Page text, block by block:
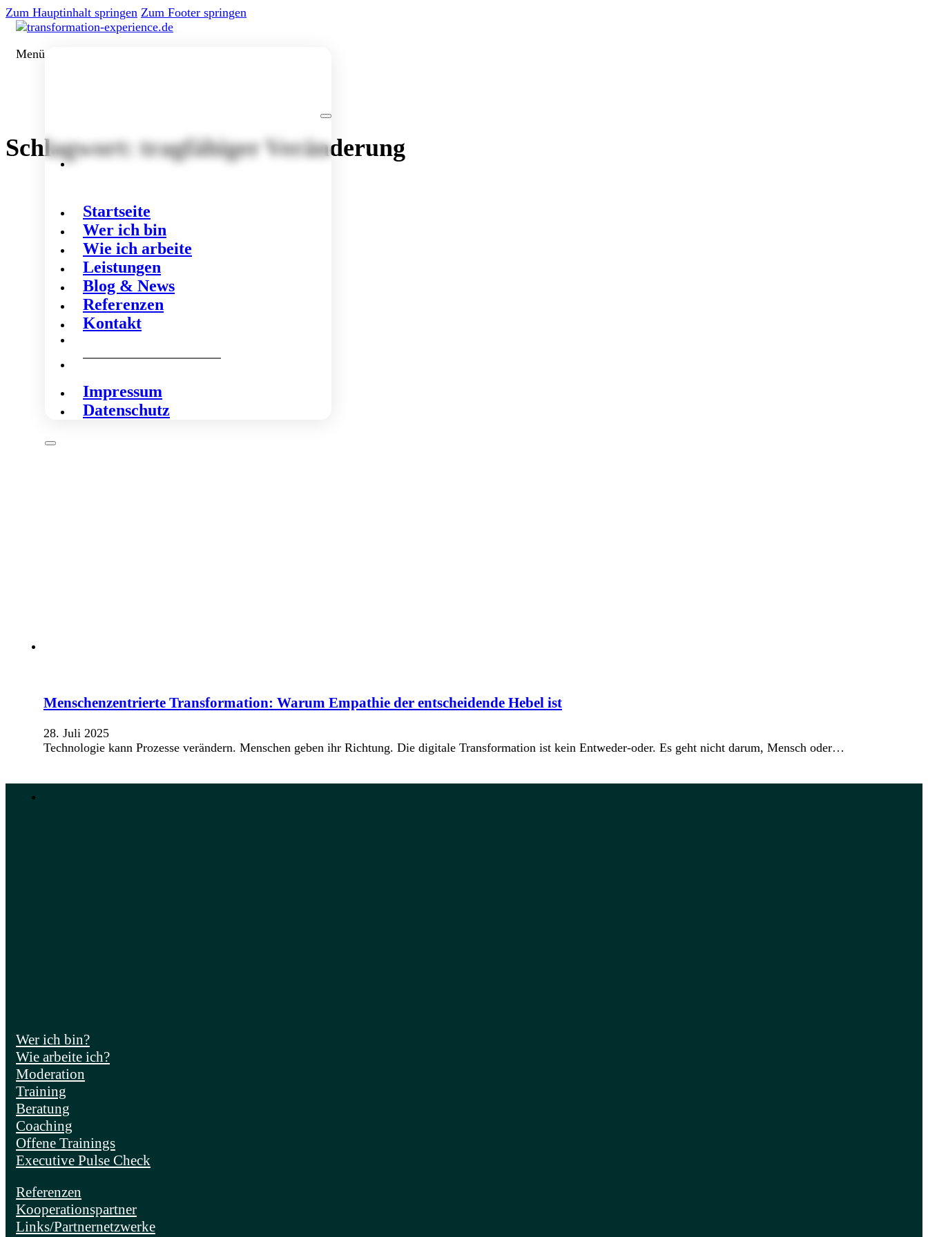
Zum Hauptinhalt springen Zum Footer springen
Menü
Startseite
Wer ich bin
Wie ich arbeite
Leistungen
Blog & News
Referenzen
Kontakt
Impressum
Datenschutz
Schlagwort:tragfähiger Veränderung
Menschenzentrierte Transformation: Warum Empathie der entscheidende Hebel ist
28. Juli 2025
Technologie kann Prozesse verändern. Menschen geben ihr Richtung. Die digitale Transformation ist kein Entweder-oder. Es geht nicht darum, Mensch oder…
Wer ich bin?
Wie arbeite ich?
Moderation
Training
Beratung
Coaching
Offene Trainings
Executive Pulse Check
Referenzen
Kooperationspartner
Links/Partnernetzwerke